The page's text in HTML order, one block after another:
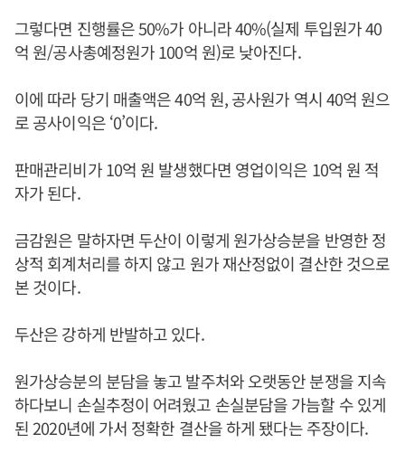
그렇다면 진행률은 50%가 아니라 40%(실제 투입원가 40
억 원/공사총예정원가 100억 원)로 낮아진다.
이에 따라 당기 매출액은 40억 원, 공사원가 역시 40억 원으
로 공사이익은 ‘0’이다.
판매관리비가 10억 원 발생했다면 영업이익은 10억 원 적
자가 된다.
금감원은 말하자면 두산이 이렇게 원가상승분을 반영한 정
상적 회계처리를 하지 않고 원가 재산정없이 결산한 것으로
본 것이다.
두산은 강하게 반발하고 있다.
원가상승분의 분담을 놓고 발주처와 오랫동안 분쟁을 지속
하다보니 손실추정이 어려웠고 손실분담을 가늠할 수 있게
된 2020년에 가서 정확한 결산을 하게 됐다는 주장이다.